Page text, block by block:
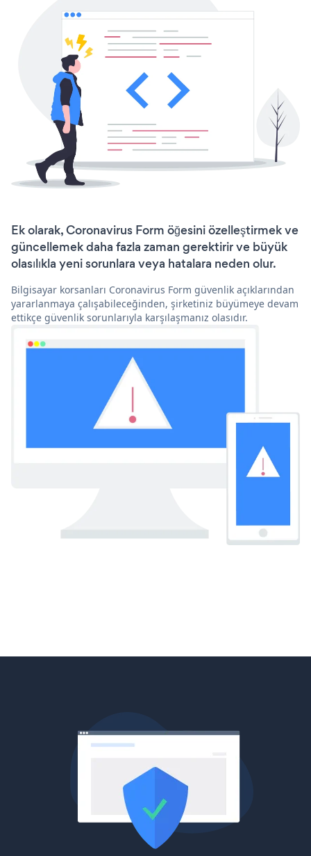
Ek olarak, Coronavirus Form öğesini özelleştirmek ve
güncellemek daha fazla zaman gerektirir ve büyük
olasılıkla yeni sorunlara veya hatalara neden olur.
Bilgisayar korsanları Coronavirus Form güvenlik açıklarından
yararlanmaya çalışabileceğinden, şirketiniz büyümeye devam
ettikçe güvenlik sorunlarıyla karşılaşmanız olasıdır.